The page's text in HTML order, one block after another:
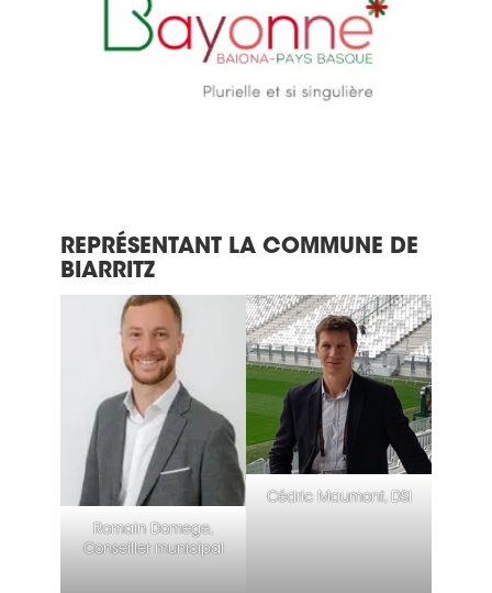
REPRÉSENTANT LA COMMUNE DE
BIARRITZ
Romain Domege,
Conseiller municipal
Cédric Maumont, DSI